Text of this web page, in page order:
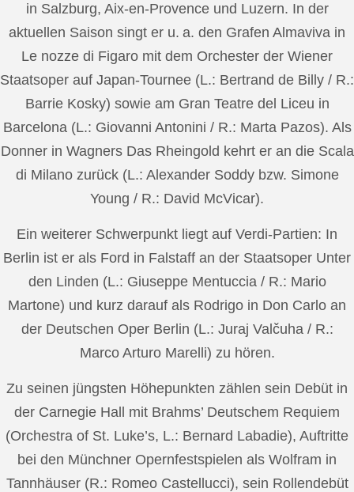
in Salzburg, Aix-en-Provence und Luzern. In der
aktuellen Saison singt er u. a. den Grafen Almaviva in
Le nozze di Figaro mit dem Orchester der Wiener
Staatsoper auf Japan-Tournee (L.: Bertrand de Billy / R.:
Barrie Kosky) sowie am Gran Teatre del Liceu in
Barcelona (L.: Giovanni Antonini / R.: Marta Pazos). Als
Donner in Wagners Das Rheingold kehrt er an die Scala
di Milano zurück (L.: Alexander Soddy bzw. Simone
Young / R.: David McVicar).
Ein weiterer Schwerpunkt liegt auf Verdi-Partien: In
Berlin ist er als Ford in Falstaff an der Staatsoper Unter
den Linden (L.: Giuseppe Mentuccia / R.: Mario
Martone) und kurz darauf als Rodrigo in Don Carlo an
der Deutschen Oper Berlin (L.: Juraj Valčuha / R.:
Marco Arturo Marelli) zu hören.
Zu seinen jüngsten Höhepunkten zählen sein Debüt in
der Carnegie Hall mit Brahms’ Deutschem Requiem
(Orchestra of St. Luke’s, L.: Bernard Labadie), Auftritte
bei den Münchner Opernfestspielen als Wolfram in
Tannhäuser (R.: Romeo Castellucci), sein Rollendebüt